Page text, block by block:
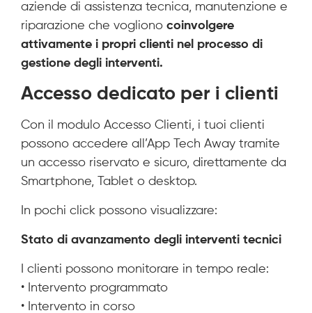
aziende di assistenza tecnica, manutenzione e
riparazione che vogliono coinvolgere
attivamente i propri clienti nel processo di
gestione degli interventi.
Accesso dedicato per i clienti
Con il modulo Accesso Clienti, i tuoi clienti
possono accedere all’App Tech Away tramite
un accesso riservato e sicuro, direttamente da
Smartphone, Tablet o desktop.
In pochi click possono visualizzare:
Stato di avanzamento degli interventi tecnici
I clienti possono monitorare in tempo reale:
• Intervento programmato
• Intervento in corso